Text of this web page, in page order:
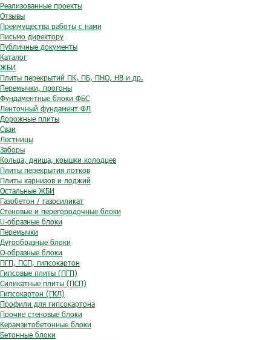
Реализованные проекты
Отзывы
Преимущества работы с нами
Письмо директору
Публичные документы
Каталог
ЖБИ
Плиты перекрытий ПК, ПБ, ПНО, НВ и др.
Перемычки, прогоны
Фундаментные блоки ФБС
Ленточный фундамент ФЛ
Дорожные плиты
Сваи
Лестницы
Заборы
Кольца, днища, крышки колодцев
Плиты перекрытия лотков
Плиты карнизов и лоджий
Остальные ЖБИ
Газобетон / газосиликат
Стеновые и перегородочные блоки
U-образные блоки
Перемычки
Дугообразные блоки
O-образные блоки
ПГП, ПСП, гипсокартон
Гипсовые плиты (ПГП)
Силикатные плиты (ПСП)
Гипсокартон (ГКЛ)
Профили для гипсокартона
Прочие стеновые блоки
Керамзитобетонные блоки
Бетонные блоки